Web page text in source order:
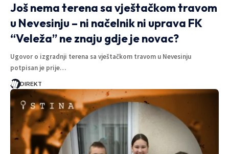
Još nema terena sa vještačkom travom
u Nevesinju – ni načelnik ni uprava FK
“Veleža” ne znaju gdje je novac?
Ugovor o izgradnji terena sa vještačkom travom u Nevesinju
potpisan je prije…
DIREKT